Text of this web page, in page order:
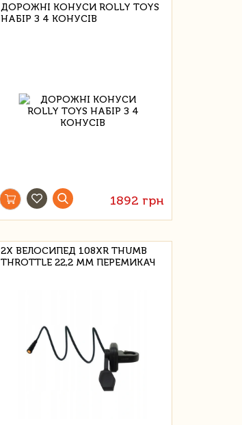
ДОРОЖНІ КОНУСИ ROLLY TOYS
НАБІР З 4 КОНУСІВ
1892 грн
2X ВЕЛОСИПЕД 108XR THUMB
THROTTLE 22,2 ММ ПЕРЕМИКАЧ